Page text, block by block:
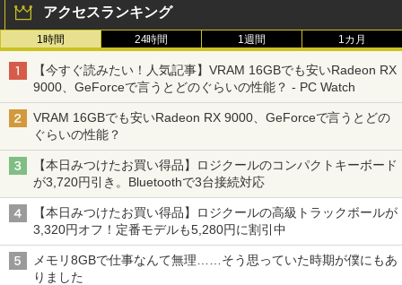
アクセスランキング
1時間 24時間 1週間 1カ月
【今すぐ読みたい！人気記事】VRAM 16GBでも安いRadeon RX
9000、GeForceで言うとどのぐらいの性能？ - PC Watch
VRAM 16GBでも安いRadeon RX 9000、GeForceで言うとどの
ぐらいの性能？
【本日みつけたお買い得品】ロジクールのコンパクトキーボード
が3,720円引き。Bluetoothで3台接続対応
【本日みつけたお買い得品】ロジクールの高級トラックボールが
3,320円オフ！定番モデルも5,280円に割引中
メモリ8GBで仕事なんて無理……そう思っていた時期が僕にもあ
りました